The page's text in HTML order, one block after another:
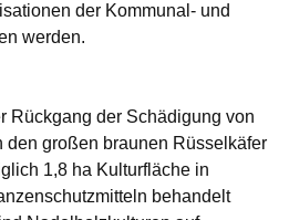
der Kommunal- und
werden.
Rückgang der Schädigung von
den großen braunen Rüsselkäfer
1,8 ha Kulturfläche in
behandelt